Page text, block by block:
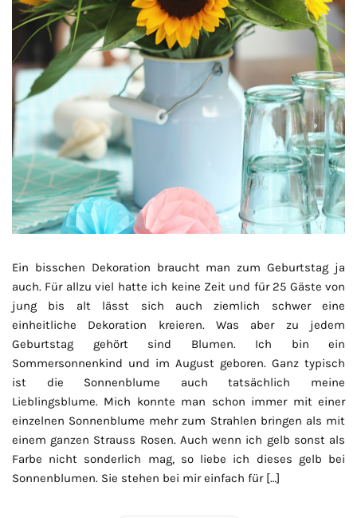
Ein bisschen Dekoration braucht man zum Geburtstag ja
auch. Für allzu viel hatte ich keine Zeit und für 25 Gäste von
jung bis alt lässt sich auch ziemlich schwer eine
einheitliche Dekoration kreieren. Was aber zu jedem
Geburtstag gehört sind Blumen. Ich bin ein
Sommersonnenkind und im August geboren. Ganz typisch
ist die Sonnenblume auch tatsächlich meine
Lieblingsblume. Mich konnte man schon immer mit einer
einzelnen Sonnenblume mehr zum Strahlen bringen als mit
einem ganzen Strauss Rosen. Auch wenn ich gelb sonst als
Farbe nicht sonderlich mag, so liebe ich dieses gelb bei
Sonnenblumen. Sie stehen bei mir einfach für […]